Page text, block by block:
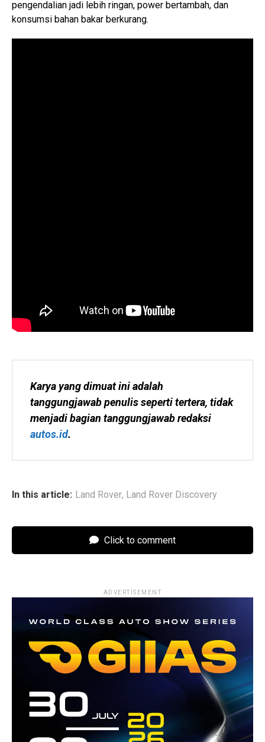
pengendalian jadi lebih ringan, power bertambah, dan
konsumsi bahan bakar berkurang.
Karya yang dimuat ini adalah
tanggungjawab penulis seperti tertera, tidak
autos.id.
In this article: Land Rover, Land Rover Discovery
Click to comment
ADVERTISEMENT